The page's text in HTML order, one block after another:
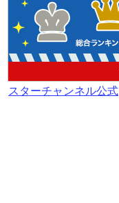
スターチャンネル公式